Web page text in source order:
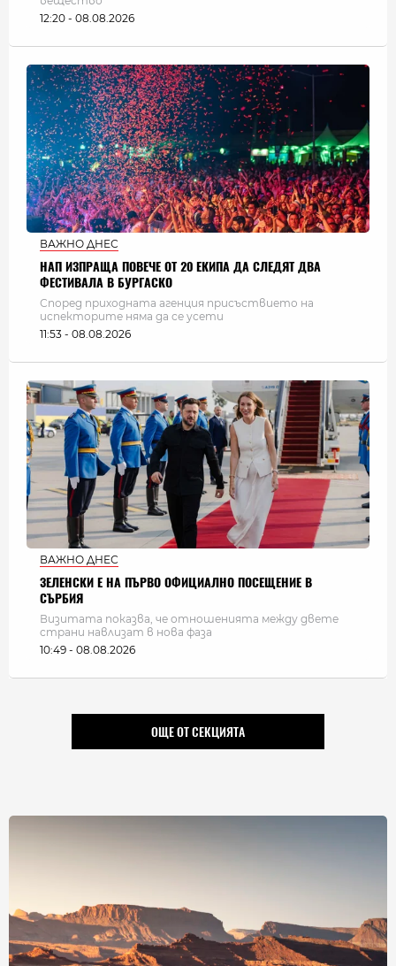
12:20 - 08.08.2026
ВАЖНО ДНЕС
НАП ИЗПРАЩА ПОВЕЧЕ ОТ 20 ЕКИПА ДА СЛЕДЯТ ДВА
ФЕСТИВАЛА В БУРГАСКО
Според приходната агенция присъствието на
испекторите няма да се усети
11:53 - 08.08.2026
ВАЖНО ДНЕС
ЗЕЛЕНСКИ Е НА ПЪРВО ОФИЦИАЛНО ПОСЕЩЕНИЕ В
СЪРБИЯ
Визитата показва, че отношенията между двете
страни навлизат в нова фаза
10:49 - 08.08.2026
ОЩЕ ОТ СЕКЦИЯТА